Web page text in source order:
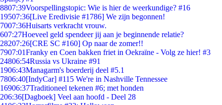
8807:39Voorspellingstopic: Wie is hier de weerkundige? #16
19507:36[Live Eredivisie #1786] We zijn begonnen!
7007:36Huisarts verkracht vrouw.
607:27Hoeveel geld spendeer jij aan je beginnende relatie?
28207:26[CRE SC #160] Op naar de zomer!!
7907:01Franky en Coen bakken friet in Oekraïne - Volg ze hier! #3
24806:54Russia vs Ukraine #91
1906:43Managarm's boerderij deel #5.1
7806:40[IndyCar] #115 We're in Nashville Tennessee
16906:37Traditioneel tekenen #6; met honden
206:36[Dagboek] Veel aan hoofd - Deel 28